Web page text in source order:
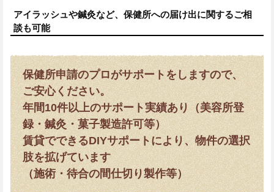
アイラッシュや鍼灸など、保健所への届け出に関するご相
談も可能
保健所申請のプロがサポートをしますので、
ご安心ください。
年間10件以上のサポート実績あり（美容所登
録・鍼灸・菓子製造許可等）
賃貸でできるDIYサポートにより、物件の選択
肢を拡げています
（施術・待合の間仕切り製作等）